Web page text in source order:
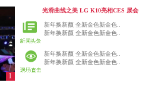
1
光滑曲线之美 LG K10亮相CES 展会
新年换新颜 全新金色新金色..
新年换新颜 全新金色新金色..
新年换新颜 全新金色新金色..
新年换新颜 全新金色新金色..